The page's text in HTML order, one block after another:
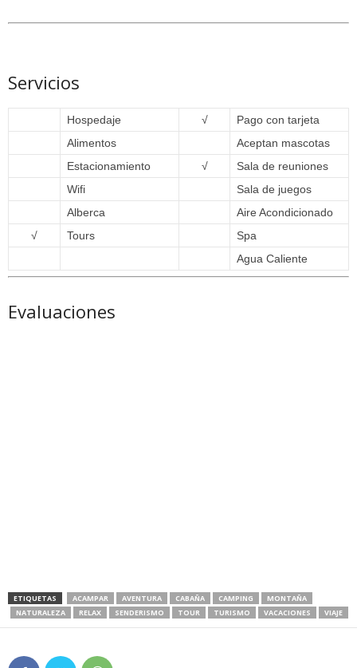
Servicios
Hospedaje √
Pago con tarjeta
Alimentos
Aceptan mascotas
Estacionamiento
√
Sala de reuniones
Wifi
Sala de juegos
Alberca
Aire Acondicionado
√
Tours
Spa
Agua Caliente
Evaluaciones
ETIQUETAS ACAMPAR AVENTURA CABAÑA CAMPING
MONTAÑA
NATURALEZA
RELAX SENDERISMO TOUR TURISMO VACACIONES VIAJE